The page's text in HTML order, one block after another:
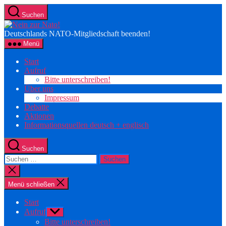
Zum
Inhalt
springen
Suchen
zur
Deutschlands NATO-Mitgliedschaft beenden!
Menü
Start
Aufruf
Bitte unterschreiben!
Über uns
Impressum
Debatte
Aktionen
Informationsquellen deutsch + englisch
Suchen
Suche
nach:
Suche
schließen
Menü schließen
Start
Aufruf Untermenü
anzeigen
Bitte unterschreiben!